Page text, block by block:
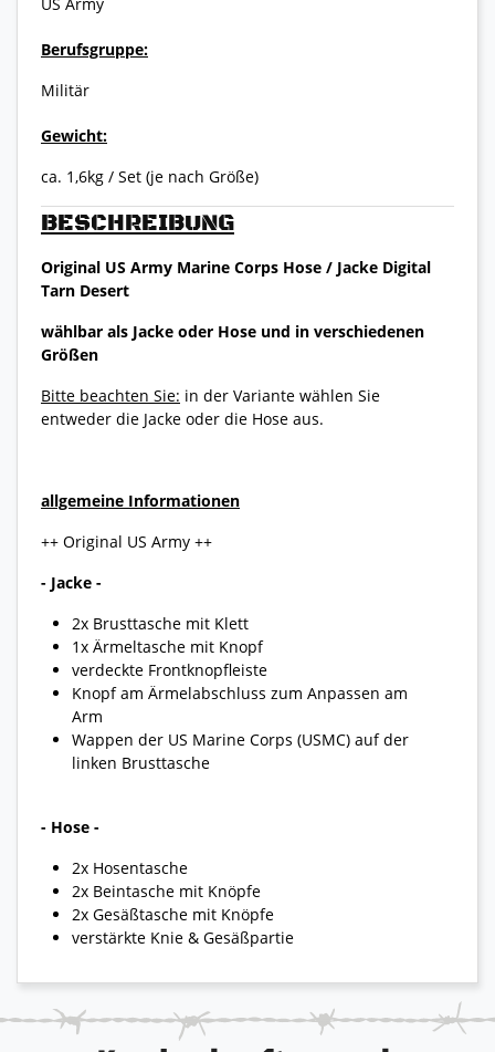
BESCHREIBUNG
Original US Army Marine Corps Hose / Jacke Digital
Tarn Desert
wählbar als Jacke oder Hose und in verschiedenen
Größen
Bitte beachten Sie: in der Variante wählen Sie
entweder die Jacke oder die Hose aus.
allgemeine Informationen
++ Original US Army ++
- Jacke -
2x Brusttasche mit Klett
1x Ärmeltasche mit Knopf
verdeckte Frontknopfleiste
Knopf am Ärmelabschluss zum Anpassen am
Arm
Wappen der US Marine Corps (USMC) auf der
linken Brusttasche
- Hose -
2x Hosentasche
2x Beintasche mit Knöpfe
2x Gesäßtasche mit Knöpfe
verstärkte Knie & Gesäßpartie
US Army
Berufsgruppe:
Militär
Gewicht:
ca. 1,6kg / Set (je nach Größe)